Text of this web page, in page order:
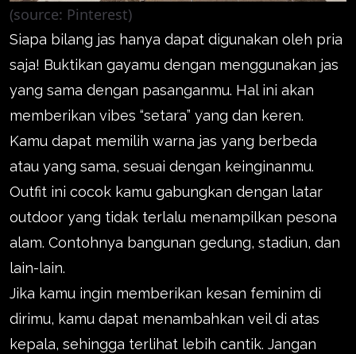
(source: Pinterest)
Siapa bilang jas hanya dapat digunakan oleh pria
saja! Buktikan gayamu dengan menggunakan jas
yang sama dengan pasanganmu. Hal ini akan
memberikan vibes “setara” yang dan keren.
Kamu dapat memilih warna jas yang berbeda
atau yang sama, sesuai dengan keinginanmu.
Outfit ini cocok kamu gabungkan dengan latar
outdoor yang tidak terlalu menampilkan pesona
alam. Contohnya bangunan gedung, stadiun, dan
lain-lain.
Jika kamu ingin memberikan kesan feminim di
dirimu, kamu dapat menambahkan veil di atas
kepala, sehingga terlihat lebih cantik. Jangan